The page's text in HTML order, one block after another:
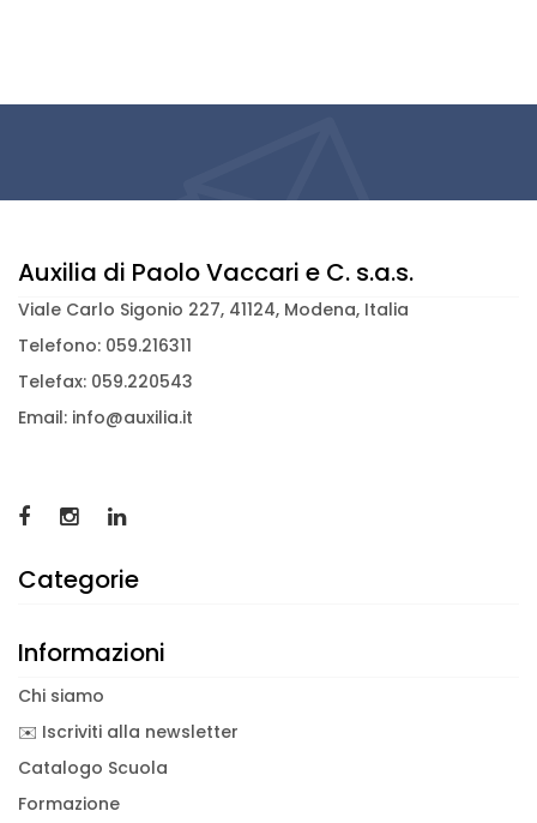
Auxilia di Paolo Vaccari e C. s.a.s.
Viale Carlo Sigonio 227, 41124, Modena, Italia
Telefono: 059.216311
Telefax: 059.220543
Email: info@auxilia.it
Categorie
Informazioni
Chi siamo
✉️ Iscriviti alla newsletter
Catalogo Scuola
Formazione